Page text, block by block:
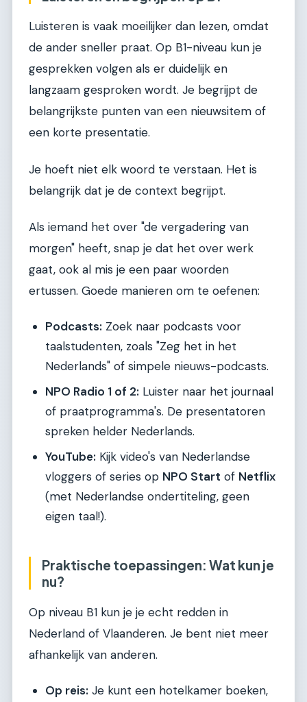
Luisteren is vaak moeilijker dan lezen, omdat
de ander sneller praat. Op B1-niveau kun je
gesprekken volgen als er duidelijk en
langzaam gesproken wordt. Je begrijpt de
belangrijkste punten van een nieuwsitem of
een korte presentatie.
Je hoeft niet elk woord te verstaan. Het is
belangrijk dat je de context begrijpt.
Als iemand het over "de vergadering van
morgen" heeft, snap je dat het over werk
gaat, ook al mis je een paar woorden
ertussen. Goede manieren om te oefenen:
Podcasts: Zoek naar podcasts voor
taalstudenten, zoals "Zeg het in het
Nederlands" of simpele nieuws-podcasts.
NPO Radio 1 of 2: Luister naar het journaal
of praatprogramma's. De presentatoren
spreken helder Nederlands.
YouTube: Kijk video's van Nederlandse
vloggers of series op NPO Start of Netflix
(met Nederlandse ondertiteling, geen
eigen taal!).
Praktische toepassingen: Wat kun je
nu?
Op niveau B1 kun je je echt redden in
Nederland of Vlaanderen. Je bent niet meer
afhankelijk van anderen.
Op reis: Je kunt een hotelkamer boeken,